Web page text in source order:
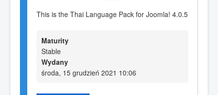
This is the Thai Language Pack for Joomla! 4.0.5
Maturity
Stable
Wydany
środa, 15 grudzień 2021 10:06